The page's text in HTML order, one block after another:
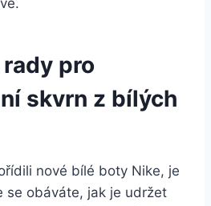
pro
skvrn z bílých
nové bílé boty Nike, je‍
se obáváte,⁤ jak⁢ je udržet‌